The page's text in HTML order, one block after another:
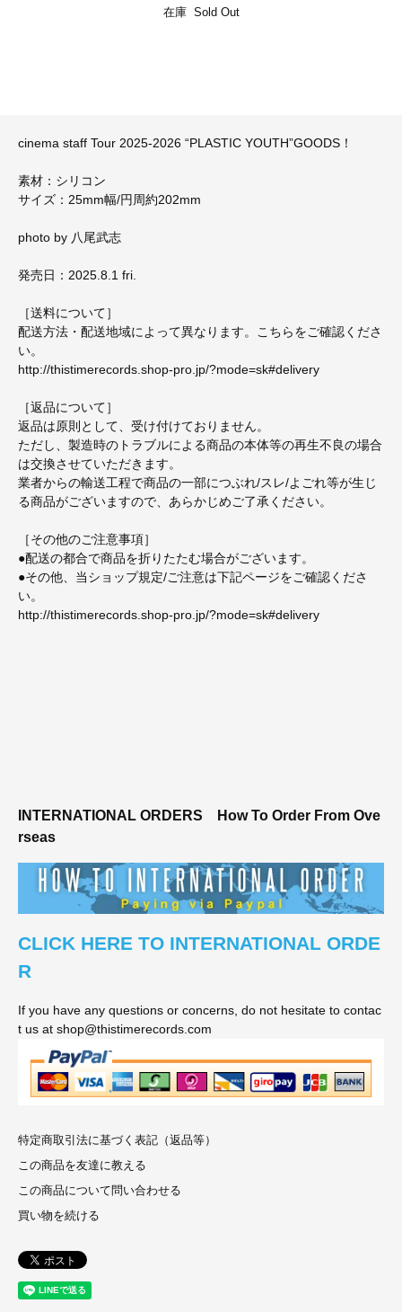
在庫 Sold Out
cinema staff Tour 2025-2026 “PLASTIC YOUTH”GOODS！
素材：シリコン
サイズ：25mm幅/円周約202mm
photo by 八尾武志
発売日：2025.8.1 fri.
［送料について］
配送方法・配送地域によって異なります。こちらをご確認くださ
い。
http://thistimerecords.shop-pro.jp/?mode=sk#delivery
［返品について］
返品は原則として、受け付けておりません。
ただし、製造時のトラブルによる商品の本体等の再生不良の場合
は交換させていただきます。
業者からの輸送工程で商品の一部につぶれ/スレ/よごれ等が生じ
る商品がございますので、あらかじめご了承ください。
［その他のご注意事項］
●配送の都合で商品を折りたたむ場合がございます。
●その他、当ショップ規定/ご注意は下記ページをご確認くださ
い。
http://thistimerecords.shop-pro.jp/?mode=sk#delivery
INTERNATIONAL ORDERS
How To Order From Ove
rseas
CLICK HERE TO INTERNATIONAL ORDE
R
If you have any questions or concerns, do not hesitate to contac
t us at shop@thistimerecords.com
特定商取引法に基づく表記（返品等）
この商品を友達に教える
この商品について問い合わせる
買い物を続ける